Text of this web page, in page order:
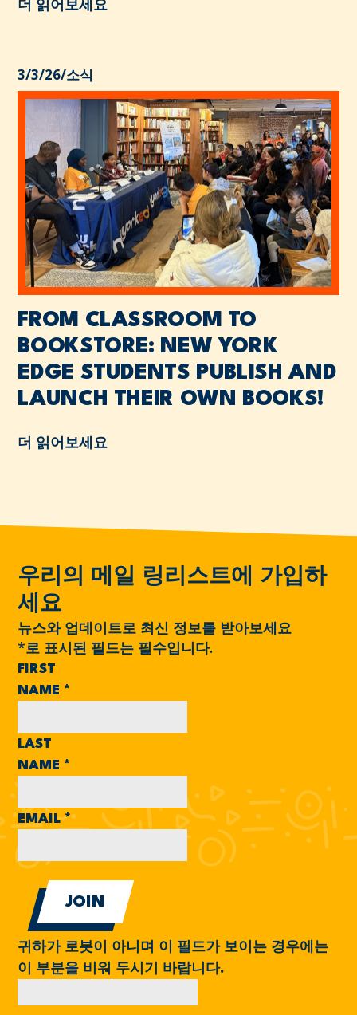
더 읽어보세요
3/3/26/소식
FROM CLASSROOM TO
BOOKSTORE: NEW YORK
EDGE STUDENTS PUBLISH AND
LAUNCH THEIR OWN BOOKS!
더 읽어보세요
우리의 메일 링리스트에 가입하
세요
뉴스와 업데이트로 최신 정보를 받아보세요
*로 표시된 필드는 필수입니다.
FIRST
NAME *
LAST
NAME *
EMAIL*
귀하가 로봇이 아니며 이 필드가 보이는 경우에는
이 부분을 비워 두시기 바랍니다.